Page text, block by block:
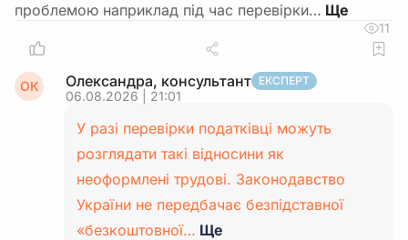
проблемою наприклад під час перевірки…
11
ОК Олександра, консультант ЕКСПЕРТ
06.08.2026 | 21:01
У разі перевірки податківці можуть
розглядати такі відносини як
неоформлені трудові. Законодавство
України не передбачає безпідставної
«безкоштовної… Ще